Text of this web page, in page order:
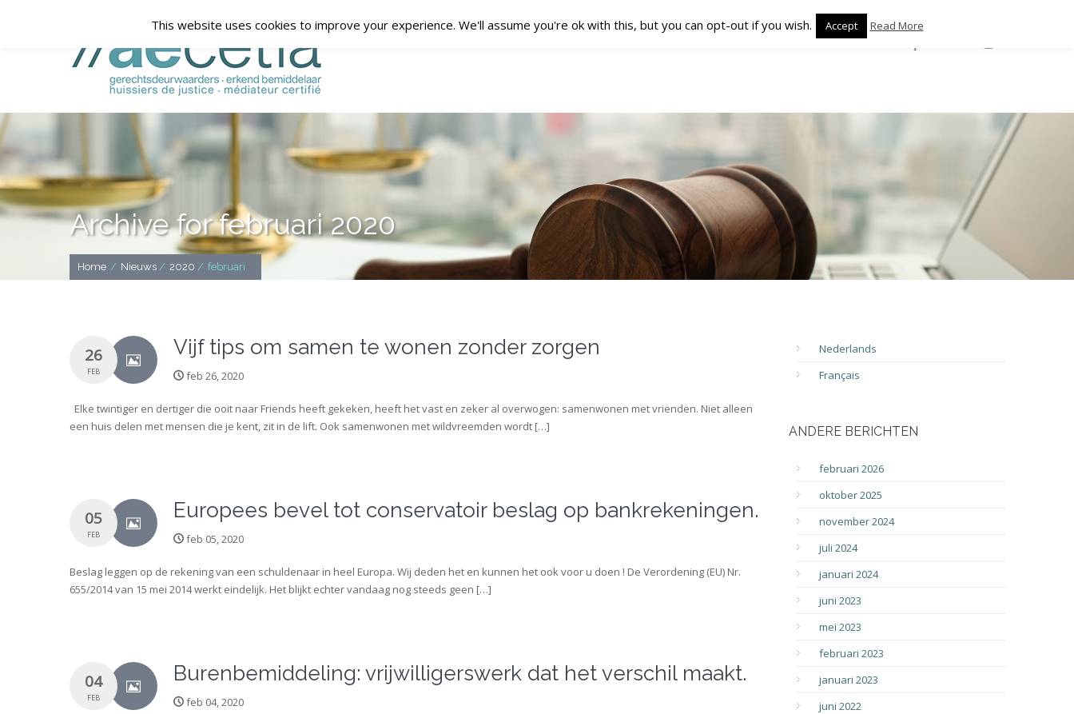
Archive for februari 2020
Home / Nieuws / 2020 / februari
26
FEB
Vijf tips om samen te wonen zonder zorgen
feb 26, 2020
Elke twintiger en dertiger die ooit naar Friends heeft gekeken, heeft het vast en zeker al overwogen: samenwonen met vrienden. Niet alleen
een huis delen met mensen die je kent, zit in de lift. Ook samenwonen met wildvreemden wordt […]
05
FEB
Europees bevel tot conservatoir beslag op bankrekeningen.
feb 05, 2020
Beslag leggen op de rekening van een schuldenaar in heel Europa. Wij deden het en kunnen het ook voor u doen ! De Verordening (EU) Nr.
655/2014 van 15 mei 2014 werkt eindelijk. Het blijkt echter vandaag nog steeds geen […]
04
FEB
Burenbemiddeling: vrijwilligerswerk dat het verschil maakt.
feb 04, 2020
Nederlands
Français
ANDERE BERICHTEN
februari 2026
oktober 2025
november 2024
juli 2024
januari 2024
juni 2023
mei 2023
februari 2023
januari 2023
juni 2022
This website uses cookies to improve your experience. We'll assume you're ok with this, but you can opt-out if you wish. Accept Read More